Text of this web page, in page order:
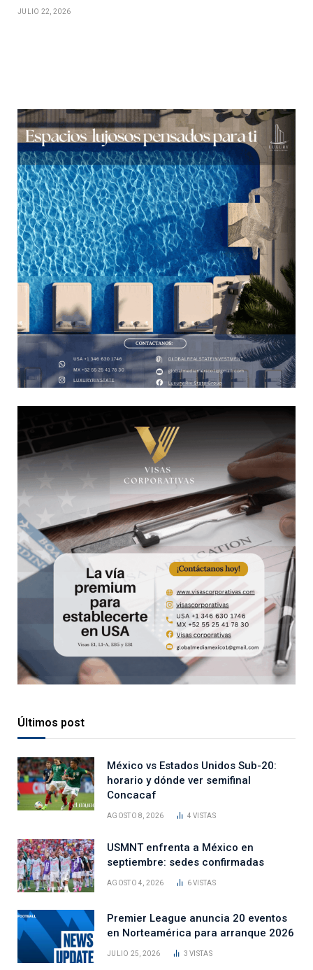
JULIO 22, 2026
Últimos post
México vs Estados Unidos Sub-20:
horario y dónde ver semifinal
Concacaf
AGOSTO 8, 2026 4VISTAS
USMNT enfrenta a México en
septiembre: sedes confirmadas
AGOSTO 4, 2026 6VISTAS
Premier League anuncia 20 eventos
en Norteamérica para arranque 2026
JULIO 25, 2026 3VISTAS